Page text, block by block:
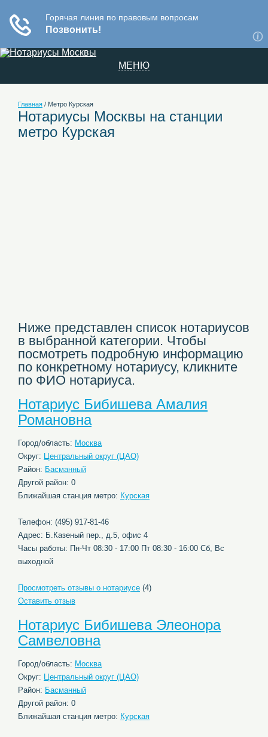
МЕНЮ
Главная / Метро Курская
Нотариусы Москвы на станции
метро Курская
Ниже представлен список нотариусов
в выбранной категории. Чтобы
посмотреть подробную информацию
по конкретному нотариусу, кликните
по ФИО нотариуса.
Нотариус Бибишева Амалия
Романовна
Город/область: Москва
Округ: Центральный округ (ЦАО)
Район: Басманный
Другой район: 0
Ближайшая станция метро: Курская
Телефон: (495) 917-81-46
Адрес: Б.Казеный пер., д.5, офис 4
Часы работы: Пн-Чт 08:30 - 17:00 Пт 08:30 - 16:00 Сб, Вс
выходной
Просмотреть отзывы о нотариусе (4)
Оставить отзыв
Нотариус Бибишева Элеонора
Самвеловна
Город/область: Москва
Округ: Центральный округ (ЦАО)
Район: Басманный
Другой район: 0
Ближайшая станция метро: Курская